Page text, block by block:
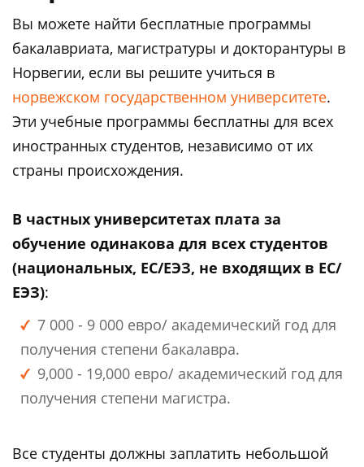
Вы можете найти бесплатные программы
бакалавриата, магистратуры и докторантуры в
Норвегии, если вы решите учиться в
норвежском государственном университете.
Эти учебные программы бесплатны для всех
иностранных студентов, независимо от их
страны происхождения.
В частных университетах плата за
обучение одинакова для всех студентов
(национальных, ЕС/ЕЭЗ, не входящих в ЕС/
ЕЭЗ):
7 000 - 9 000 евро/ академический год для
получения степени бакалавра.
9,000 - 19,000 евро/ академический год для
получения степени магистра.
Все студенты должны заплатить небольшой